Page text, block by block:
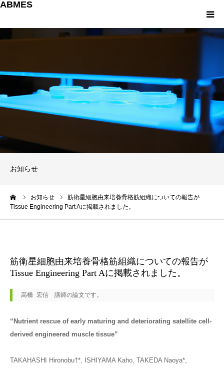
ABMES
お知らせ
お知らせ
筋衛星細胞由来培養骨格筋組織についての報告が
Tissue Engineering Part Aに掲載されました。
筋衛星細胞由来培養骨格筋組織についての報告が
Tissue Engineering Part Aに掲載されました。
高橋 宏信　講師の論文です。
“Nutrient rescue of early maturing and deteriorating satellite cell-
derived engineered muscle tissue”
TAKAHASHI Hironobu†*, ISHIYAMA Kaho, TAKEDA Naoya*,
研究について
教育について